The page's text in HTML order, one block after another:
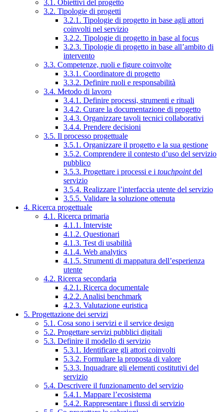
3.1. Obiettivi del progetto
3.2. Tipologie di progetti
3.2.1. Tipologie di progetto in base agli attori
coinvolti nel servizio
3.2.2. Tipologie di progetto in base al focus
3.2.3. Tipologie di progetto in base all’ambito di
intervento
3.3. Competenze, ruoli e figure coinvolte
3.3.1. Coordinatore di progetto
3.3.2. Definire ruoli e responsabilità
3.4. Metodo di lavoro
3.4.1. Definire processi, strumenti e rituali
3.4.2. Curare la documentazione di progetto
3.4.3. Organizzare tavoli tecnici collaborativi
3.4.4. Prendere decisioni
3.5. Il processo progettuale
3.5.1. Organizzare il progetto e la sua gestione
3.5.2. Comprendere il contesto d’uso del servizio
pubblico
3.5.3. Progettare i processi e i touchpointdel
servizio
3.5.4. Realizzare l’interfaccia utente del servizio
3.5.5. Validare la soluzione ottenuta
4. Ricerca progettuale
4.1. Ricerca primaria
4.1.1. Interviste
4.1.2. Questionari
4.1.3. Test di usabilità
4.1.4. Web analytics
4.1.5. Strumenti di mappatura dell’esperienza
utente
4.2. Ricerca secondaria
4.2.1. Ricerca documentale
4.2.2. Analisi benchmark
4.2.3. Valutazione euristica
5. Progettazione dei servizi
5.1. Cosa sono i servizi e il service design
5.2. Progettare servizi pubblici digitali
5.3. Definire il modello di servizio
5.3.1. Identificare gli attori coinvolti
5.3.2. Formulare la proposta di valore
5.3.3. Inquadrare gli elementi costitutivi del
servizio
5.4. Descrivere il funzionamento del servizio
5.4.1. Mappare l’ecosistema
5.4.2. Rappresentare i flussi di servizio